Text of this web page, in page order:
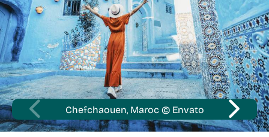
Chefchaouen, Maroc © Envato